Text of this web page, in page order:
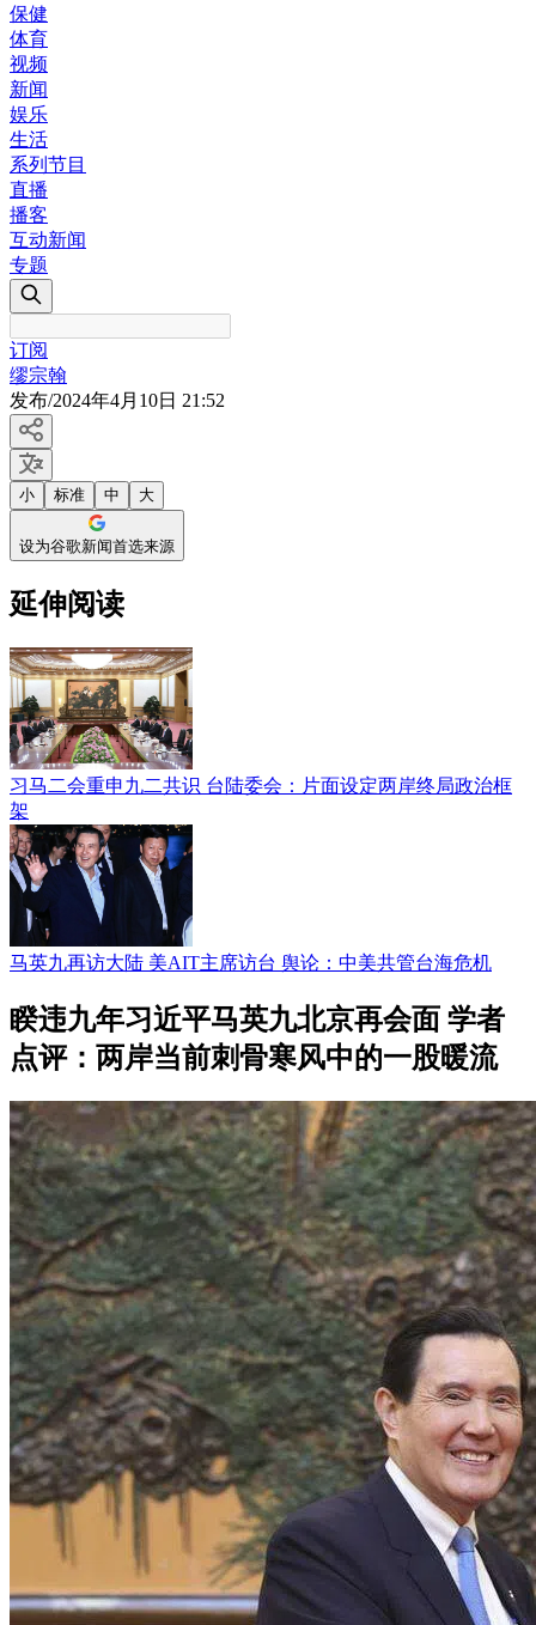
保健
体育
视频
新闻
娱乐
生活
系列节目
直播
播客
互动新闻
专题
订阅
缪宗翰
发布/2024年4月10日 21:52
小 标准 中 大
设为谷歌新闻首选来源
延伸阅读
习马二会重申九二共识 台陆委会：片面设定两岸终局政治框
架
马英九再访大陆 美AIT主席访台 舆论：中美共管台海危机
睽违九年习近平马英九北京再会面 学者
点评：两岸当前刺骨寒风中的一股暖流